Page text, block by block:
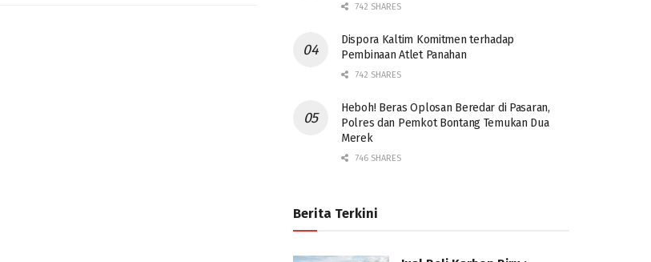
742 SHARES
Dispora Kaltim Komitmen terhadap
Pembinaan Atlet Panahan
742 SHARES
Heboh! Beras Oplosan Beredar di Pasaran,
Polres dan Pemkot Bontang Temukan Dua
Merek
746 SHARES
Berita Terkini